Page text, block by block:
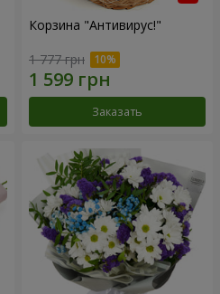
Корзина "Антивирус!"
1 777 грн
Заказать